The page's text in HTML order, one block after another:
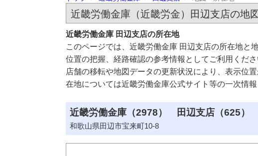
近畿労働金庫（近畿労金）田辺支店の地図
近畿労働金庫 田辺支店の所在地
このページでは、近畿労働金庫 田辺支店の所在地と
位置の把握、経路確認の参考情報としてご利用くださ
店舗の移転や地図データの更新状況により、表示位
在地については近畿労働金庫公式サイト等の一次情報
近畿労働金庫（2978） 田辺支店（625）
和歌山県田辺市宝来町10-8